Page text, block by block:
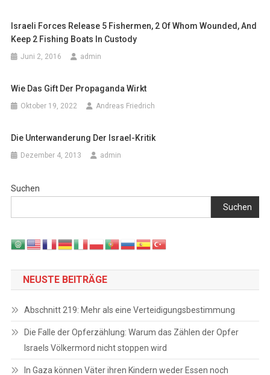
Israeli Forces Release 5 Fishermen, 2 Of Whom Wounded, And
Keep 2 Fishing Boats In Custody
Juni 2, 2016 admin
Wie Das Gift Der Propaganda Wirkt
Oktober 19, 2022 Andreas Friedrich
Die Unterwanderung Der Israel-Kritik
Dezember 4, 2013 admin
Suchen
Suchen
NEUSTE BEITRÄGE
Abschnitt 219: Mehr als eine Verteidigungsbestimmung
Die Falle der Opferzählung: Warum das Zählen der Opfer
Israels Völkermord nicht stoppen wird
In Gaza können Väter ihren Kindern weder Essen noch